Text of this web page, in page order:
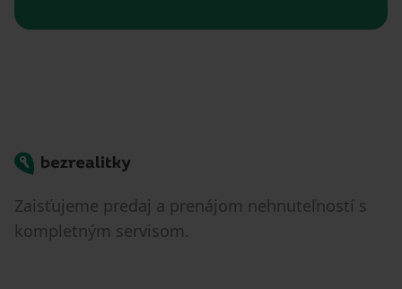
Bezrealitky
Zaisťujeme predaj a prenájom nehnuteľností s
kompletným servisom.